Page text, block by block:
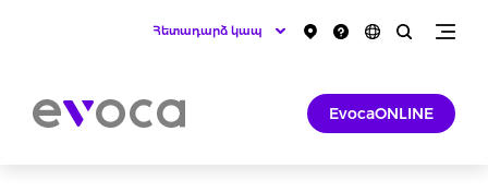
Հետադարձ կապ
EvocaONLINE